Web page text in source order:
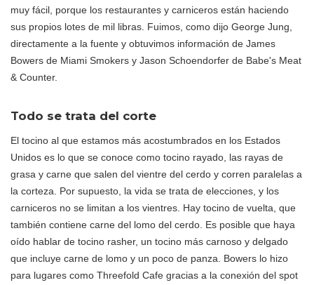
muy fácil, porque los restaurantes y carniceros están haciendo
sus propios lotes de mil libras. Fuimos, como dijo George Jung,
directamente a la fuente y obtuvimos información de James
Bowers de Miami Smokers y Jason Schoendorfer de Babe's Meat
& Counter.
Todo se trata del corte
El tocino al que estamos más acostumbrados en los Estados
Unidos es lo que se conoce como tocino rayado, las rayas de
grasa y carne que salen del vientre del cerdo y corren paralelas a
la corteza. Por supuesto, la vida se trata de elecciones, y los
carniceros no se limitan a los vientres. Hay tocino de vuelta, que
también contiene carne del lomo del cerdo. Es posible que haya
oído hablar de tocino rasher, un tocino más carnoso y delgado
que incluye carne de lomo y un poco de panza. Bowers lo hizo
para lugares como Threefold Cafe gracias a la conexión del spot